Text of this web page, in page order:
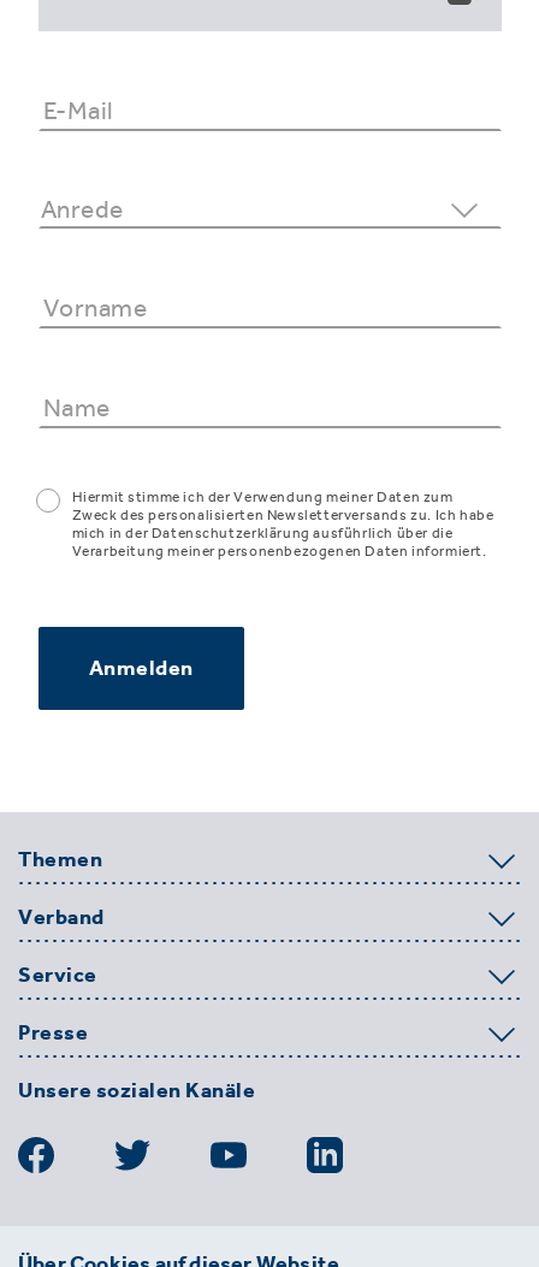
Hiermit stimme ich der Verwendung meiner Daten zum
Zweck des personalisierten Newsletterversands zu. Ich habe
mich in der Datenschutzerklärung ausführlich über die
Verarbeitung meiner personenbezogenen Daten informiert.
Anmelden
Themen
Verband
Service
Presse
Unsere sozialen Kanäle
BDE